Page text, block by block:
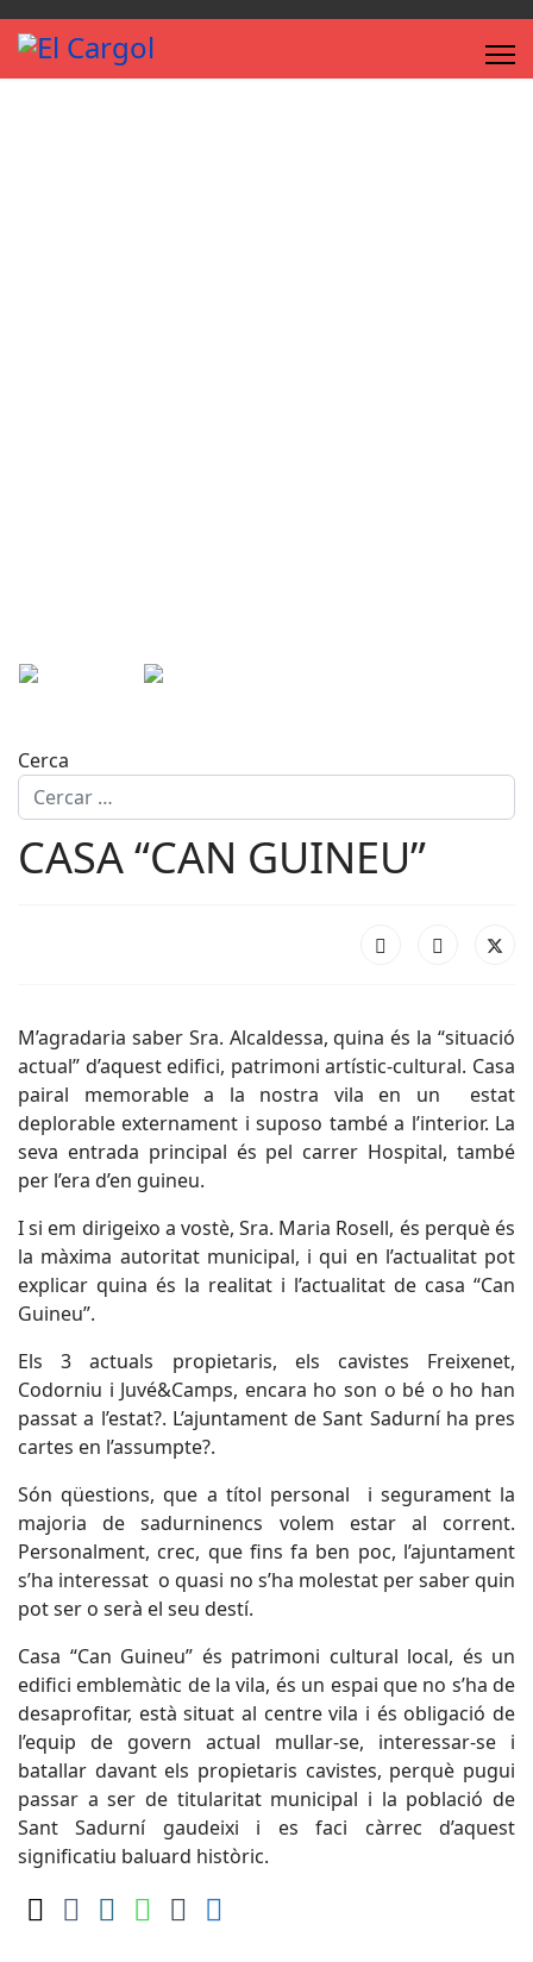
Cerca
CASA “CAN GUINEU”
M’agradaria saber Sra. Alcaldessa, quina és la “situació
actual” d’aquest edifici, patrimoni artístic-cultural. Casa
pairal memorable a la nostra vila en un estat
deplorable externament i suposo també a l’interior. La
seva entrada principal és pel carrer Hospital, també
per l’era d’en guineu.
I si em dirigeixo a vostè, Sra. Maria Rosell, és perquè és
la màxima autoritat municipal, i qui en l’actualitat pot
explicar quina és la realitat i l’actualitat de casa “Can
Guineu”.
Els 3 actuals propietaris, els cavistes Freixenet,
Codorniu i Juvé&Camps, encara ho son o bé o ho han
passat a l’estat?. L’ajuntament de Sant Sadurní ha pres
cartes en l’assumpte?.
Són qüestions, que a títol personal i segurament la
majoria de sadurninencs volem estar al corrent.
Personalment, crec, que fins fa ben poc, l’ajuntament
s’ha interessat o quasi no s’ha molestat per saber quin
pot ser o serà el seu destí.
Casa “Can Guineu” és patrimoni cultural local, és un
edifici emblemàtic de la vila, és un espai que no s’ha de
desaprofitar, està situat al centre vila i és obligació de
l’equip de govern actual mullar-se, interessar-se i
batallar davant els propietaris cavistes, perquè pugui
passar a ser de titularitat municipal i la població de
Sant Sadurní gaudeixi i es faci càrrec d’aquest
significatiu baluard històric.